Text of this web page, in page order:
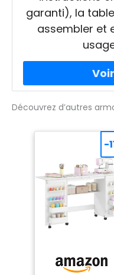
garanti), la
assembler et
Découvrez d’autres
-